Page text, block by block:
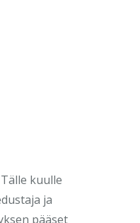
kuulle
ja
pääset